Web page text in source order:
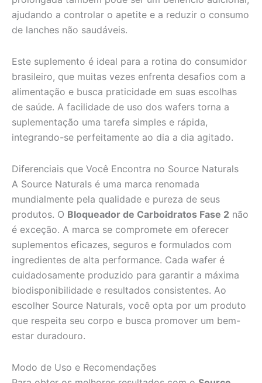
ajudando a controlar o apetite e a reduzir o consumo
de lanches não saudáveis.
Este suplemento é ideal para a rotina do consumidor
brasileiro, que muitas vezes enfrenta desafios com a
alimentação e busca praticidade em suas escolhas
de saúde. A facilidade de uso dos wafers torna a
suplementação uma tarefa simples e rápida,
integrando-se perfeitamente ao dia a dia agitado.
Diferenciais que Você Encontra no Source Naturals
A Source Naturals é uma marca renomada
mundialmente pela qualidade e pureza de seus
produtos. O Bloqueador de Carboidratos Fase 2 não
é exceção. A marca se compromete em oferecer
suplementos eficazes, seguros e formulados com
ingredientes de alta performance. Cada wafer é
cuidadosamente produzido para garantir a máxima
biodisponibilidade e resultados consistentes. Ao
escolher Source Naturals, você opta por um produto
que respeita seu corpo e busca promover um bem-
estar duradouro.
Modo de Uso e Recomendações